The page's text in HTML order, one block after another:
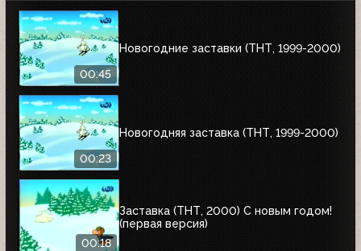
00:45
Новогодние заставки (ТНТ, 1999-2000)
00:23
Новогодняя заставка (ТНТ, 1999-2000)
00:18
Заставка (ТНТ, 2000) С новым годом!
(первая версия)